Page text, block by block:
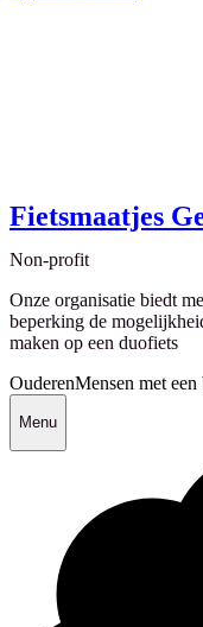
Fietsmaatjes
Non-profit
Onze organisatie biedt
beperking de
maken op een duofiets
OuderenMensen met
Menu